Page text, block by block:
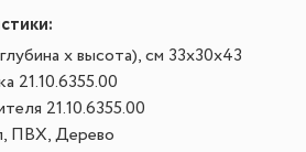
х высота), см 33х30х43
21.10.6355.00
21.10.6355.00
ПВХ, Дерево